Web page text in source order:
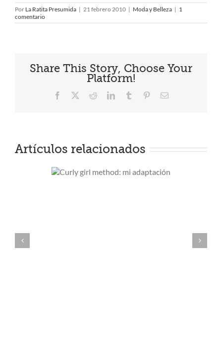
Por La Ratita Presumida | 21 febrero 2010 | Moda y Belleza | 1
comentario
Share This Story, Choose Your
Platform!
Facebook RedditLinkedInTumblr PinterestCorreo
Artículos relacionados
Cuatro